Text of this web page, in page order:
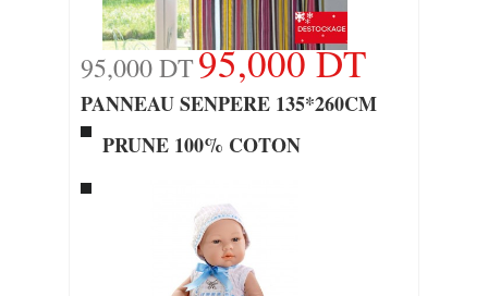
95,000 DT95,000 DT
PANNEAU SENPERE 135*260CM
PRUNE 100% COTON